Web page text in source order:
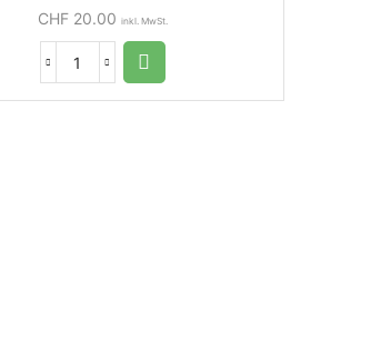
CHF20.00 inkl. MwSt.